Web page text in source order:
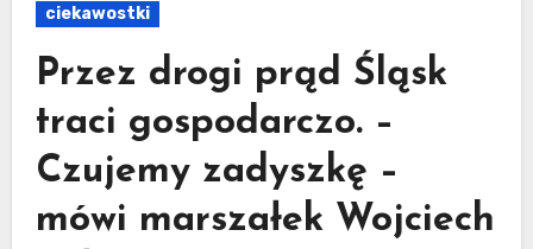
ciekawostki
Przez drogi prąd Śląsk
traci gospodarczo. –
Czujemy zadyszkę –
mówi marszałek Wojciech